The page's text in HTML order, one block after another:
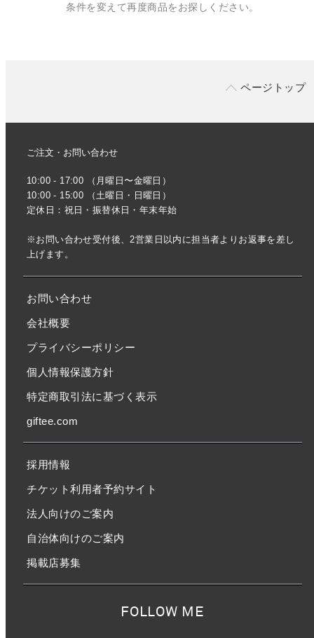
条件を変えて再度商品をお探しください。
ページトップ
ご注文・お問い合わせ
10:00 - 17:00 （月曜日〜金曜日）
10:00 - 15:00 （土曜日・日曜日）
定休日：祝日・振替休日・年末年始
※お問い合わせ受付後、2営業日以内に担当者よりお返事を差し
上げます。
お問い合わせ
会社概要
プライバシーポリシー
個人情報保護方針
特定商取引法に基づく表示
giftee.com
採用情報
チケット利用者予約サイト
法人向けのご案内
自治体向けのご案内
掲載店募集
FOLLOW ME